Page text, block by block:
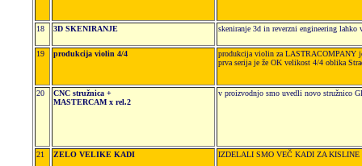
18 3D SKENIRANJE skeniranje 3d in reverzni engineering
19 produkcija violin 4/4
produkcija violin za LASTRACOMPANY
prva serija je že OK velikost 4/4 oblika
20
CNC stružnica +
MASTERCAM x rel.2
v proizvodnjo smo uvedli novo stružnico
21 ZELO VELIKE KADI IZDELALI SMO VEČ KADI ZA KISLINE